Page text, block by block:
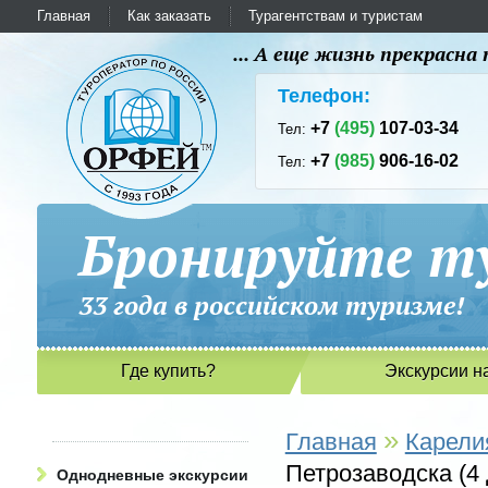
Главная Как заказать Турагентствам и туристам
... А еще жизнь
Телефон:
Тел:+7(495) 107-03-34
Тел:+7(985) 906-16-02
Бронируйте
33 года в российском
Где купить? Экскурсии
Однодневные экскурсии
Главная »
Петрозаводска (4